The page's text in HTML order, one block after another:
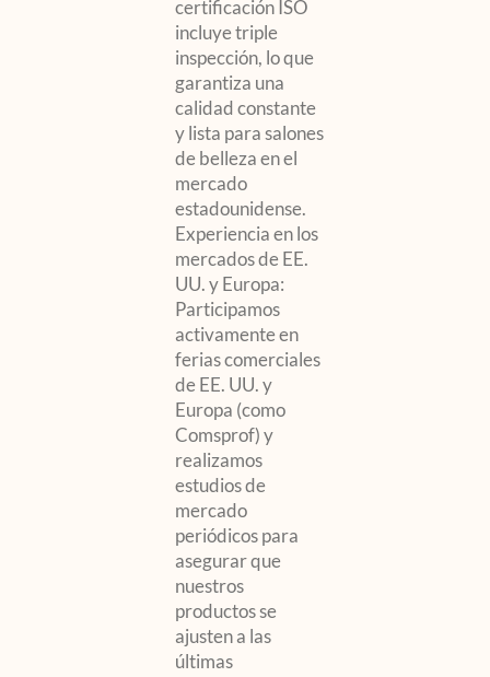
certificación ISO
incluye triple
inspección, lo que
garantiza una
calidad constante
y lista para salones
de belleza en el
mercado
estadounidense.
Experiencia en los
mercados de EE.
UU. y Europa:
Participamos
activamente en
ferias comerciales
de EE. UU. y
Europa (como
Comsprof) y
realizamos
estudios de
mercado
periódicos para
asegurar que
nuestros
productos se
ajusten a las
últimas